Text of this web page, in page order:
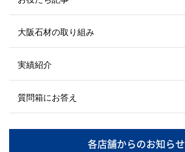
大阪石材の取り組み
実績紹介
質問箱にお答え
各店舗からのお知らせ